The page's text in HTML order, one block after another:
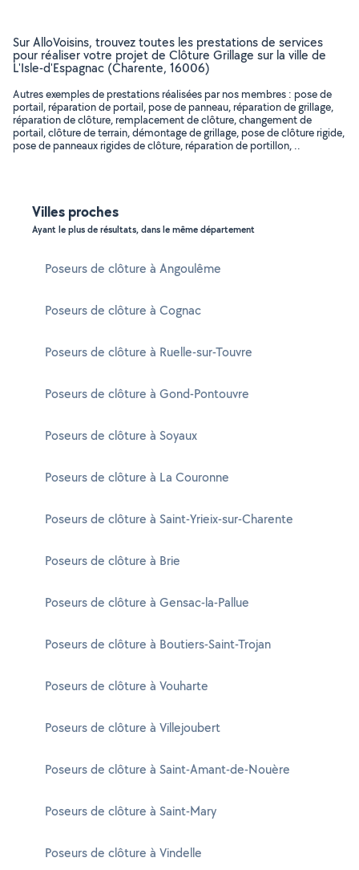
Sur AlloVoisins, trouvez toutes les prestations de services
pour réaliser votre projet de Clôture Grillage sur la ville de
L'Isle-d'Espagnac (Charente, 16006)
Autres exemples de prestations réalisées par nos membres : pose de
portail, réparation de portail, pose de panneau, réparation de grillage,
réparation de clôture, remplacement de clôture, changement de
portail, clôture de terrain, démontage de grillage, pose de clôture rigide,
pose de panneaux rigides de clôture, réparation de portillon, ..
Villes proches
Ayant le plus de résultats, dans le même département
Poseurs de clôture à Angoulême
Poseurs de clôture à Cognac
Poseurs de clôture à Ruelle-sur-Touvre
Poseurs de clôture à Gond-Pontouvre
Poseurs de clôture à Soyaux
Poseurs de clôture à La Couronne
Poseurs de clôture à Saint-Yrieix-sur-Charente
Poseurs de clôture à Brie
Poseurs de clôture à Gensac-la-Pallue
Poseurs de clôture à Boutiers-Saint-Trojan
Poseurs de clôture à Vouharte
Poseurs de clôture à Villejoubert
Poseurs de clôture à Saint-Amant-de-Nouère
Poseurs de clôture à Saint-Mary
Poseurs de clôture à Vindelle